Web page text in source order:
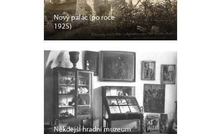
Nový palác (po roce
1925)
Někdejší hradní muzeum